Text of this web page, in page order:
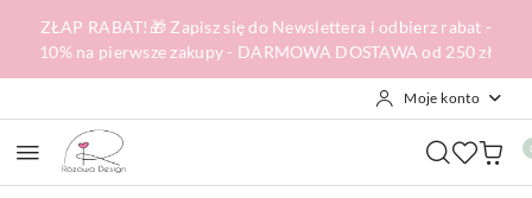
Przejdź do treści głównej
Przejdź do wyszukiwarki
Przejdź do moje konto
Przejdź do menu głównego
Przejdź do opisu produktu
Przejdź do stopki
ZŁAP RABAT!🎁 Zapisz się do Newslettera i odbierz rabat -
10% na pierwsze zakupy - DARMOWA DOSTAWA od 250 zł
Moje konto